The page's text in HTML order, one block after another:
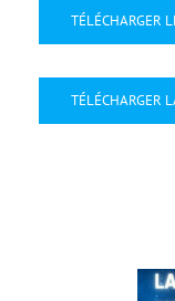
TÉLÉCHARGER
TÉLÉCHARGER